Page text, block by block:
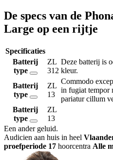
De specs van de
Large op een rijtje
Specificaties
Batterij
type
ZL
312
Deze batterij is
kleur.
Batterij
type
ZL
13
Commodo
in fugiat tempor
pariatur cillum
Batterij
type
ZL
13
Een ander geluid.
Audicien aan huis in heel
proefperiode 17 hoorcentra Alle